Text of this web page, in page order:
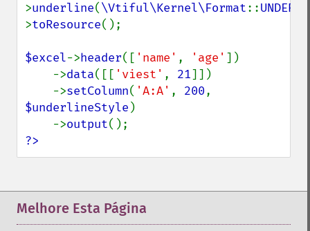
>underline(\Vtiful\Kernel\Format::
>toResource();
$excel->header([ 'name' , 'age' ])
    ->
data([[ 'viest' , 21]])
    ->
setColumn( 'A:A' , 200
$underlineStyle )
    ->
output
?>
Melhore Esta Página